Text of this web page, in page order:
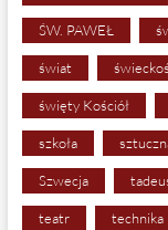
ŚW. PAWEŁ
świat
święty Kościół
szkoła
Szwecja
teatr technika